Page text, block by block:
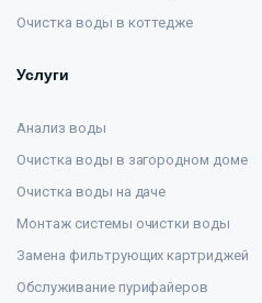
Очистка воды в коттедже
Услуги
Анализ воды
Очистка воды в загородном доме
Очистка воды на даче
Монтаж системы очистки воды
Замена фильтрующих картриджей
Обслуживание пурифайеров